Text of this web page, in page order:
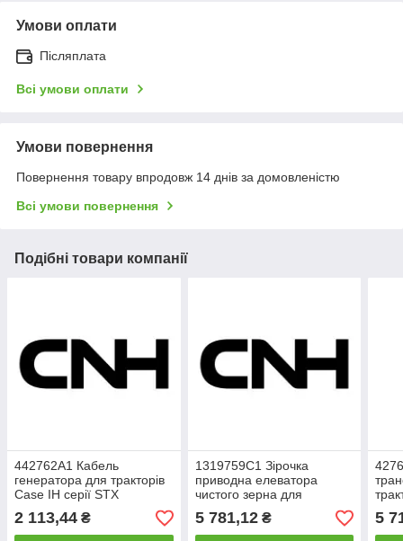
Умови оплати
Післяплата
Всі умови оплати
Умови повернення
Повернення товару впродовж 14 днів за домовленістю
Всі умови повернення
Подібні товари компанії
442762A1 Кабель
генератора для тракторів
Case IH серії STX
2 113,44 ₴
1319759C1 Зірочка
приводна елеватора
чистого зерна для
комбайнів Case IH
5 781,12₴ 5